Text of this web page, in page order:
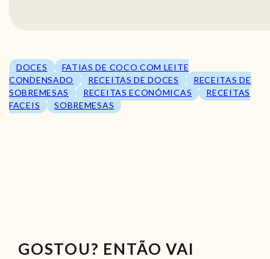
DOCES
FATIAS DE COCO COM LEITE
CONDENSADO
RECEITAS DE DOCES
RECEITAS DE
SOBREMESAS
RECEITAS ECONÓMICAS
RECEITAS
FACEIS
SOBREMESAS
GOSTOU? ENTÃO VAI